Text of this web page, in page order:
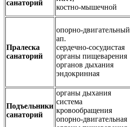
санаторий
костно-мышечной
Пралеска
санаторий
опорно-двигательный
ап.
сердечно-сосудистая
органы пищеварения
органов дыхания
эндокринная
Подъельники
санаторий
органы дыхания
система
кровообращения
опорно-двигательная